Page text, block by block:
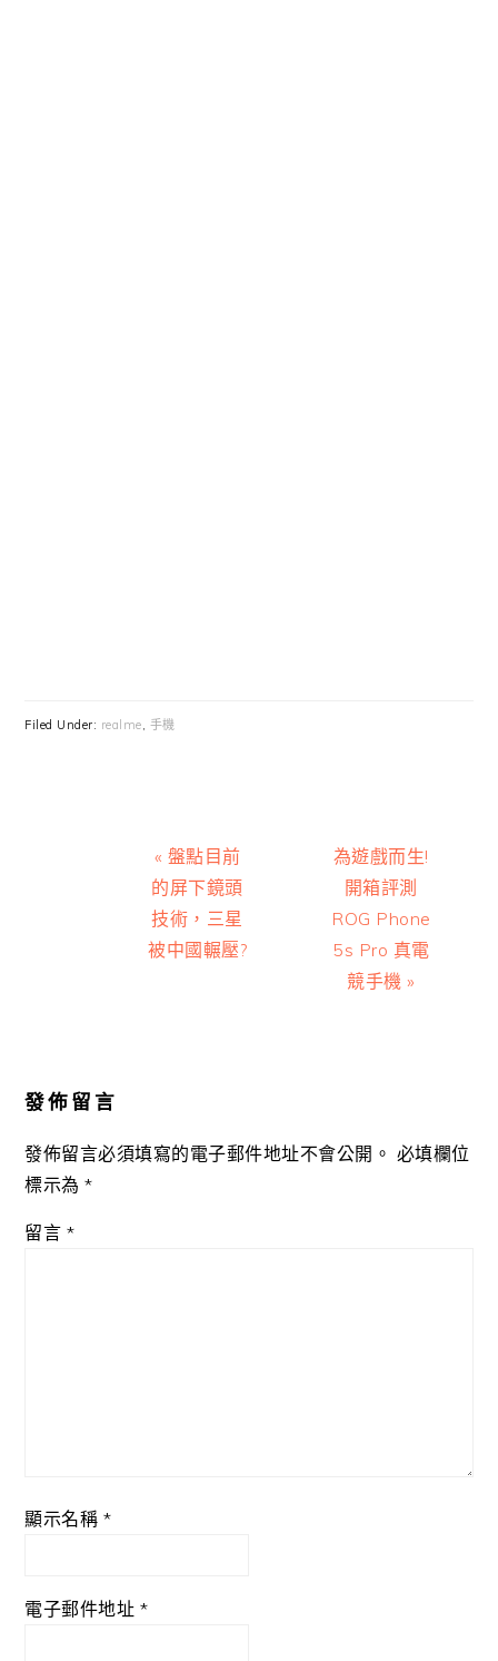
Filed Under: realme, 手機
Previous
Post:
« 盤點目前
的屏下鏡頭
技術，三星
被中國輾壓?
Next
Post:
為遊戲而生!
開箱評測
ROG Phone
5s Pro 真電
競手機 »
發佈留言
發佈留言必須填寫的電子郵件地址不會公開。 必填欄位
標示為*
留言 *
顯示名稱 *
電子郵件地址 *